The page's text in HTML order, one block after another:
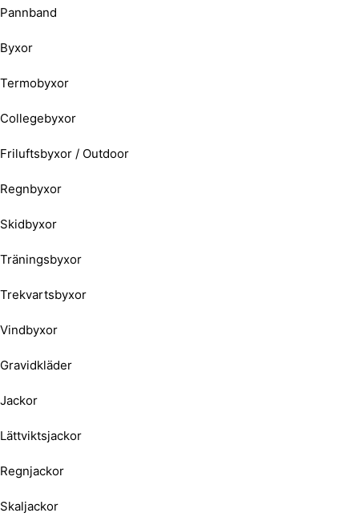
Pannband
Byxor
Termobyxor
Collegebyxor
Friluftsbyxor / Outdoor
Regnbyxor
Skidbyxor
Träningsbyxor
Trekvartsbyxor
Vindbyxor
Gravidkläder
Jackor
Lättviktsjackor
Regnjackor
Skaljackor